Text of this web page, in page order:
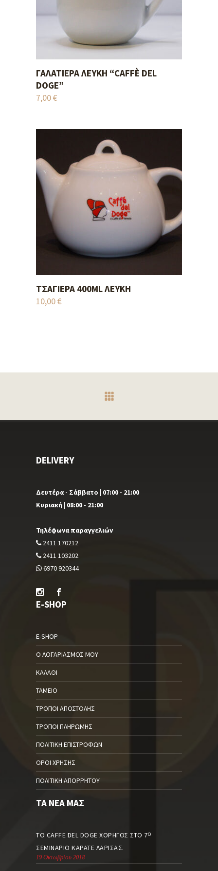
ADD TO CART
ΓΑΛΑΤΙΈΡΑ ΛΕΥΚΉ “CAFFÈ DEL
DOGE”
7,00€
ADD TO CART
ΤΣΑΓΙΈΡΑ 400ML ΛΕΥΚΉ
10,00€
DELIVERY
Δευτέρα - Σάββατο | 07:00 - 21:00
Κυριακή | 08:00 - 21:00
Τηλέφωνα παραγγελιών
2411 170212
2411 103202
6970 920344
E-SHOP
E-SHOP
Ο ΛΟΓΑΡΙΑΣΜΌΣ ΜΟΥ
ΚΑΛΆΘΙ
ΤΑΜΕΊΟ
ΤΡΌΠΟΙ ΑΠΟΣΤΟΛΉΣ
ΤΡΌΠΟΙ ΠΛΗΡΩΜΉΣ
ΠΟΛΙΤΙΚΉ ΕΠΙΣΤΡΟΦΏΝ
ΌΡΟΙ ΧΡΉΣΗΣ
ΠΟΛΙΤΙΚΉ ΑΠΟΡΡΉΤΟΥ
ΤΑ ΝΈΑ ΜΑΣ
ΤΟ CAFFE DEL DOGE ΧΟΡΗΓΌΣ ΣΤΟ 7Ο
ΣΕΜΙΝΆΡΙΟ ΚΑΡΆΤΕ ΛΆΡΙΣΑΣ.
19 Οκτωβρίου 2018